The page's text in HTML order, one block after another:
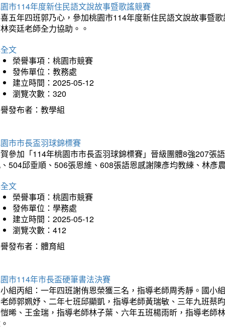
市114年度新住民語文說故事暨歌謠競賽
五年四班郭乃心，參加桃園市114年度新住民語文說故事暨
奕廷老師全力協助。。
文
榮譽事項：桃園市競賽
發佈單位：教務處
建立時間：2025-05-12
瀏覽次數：320
發布者：教學組
市市長盃羽球錦標賽
參加「114年桃園市市長盃羽球錦標賽」晉級團體8強207張
504邱垂順、506張恩維、608張語恩感謝陳彥均教練、林彥
文
榮譽事項：桃園市競賽
發佈單位：學務處
建立時間：2025-05-12
瀏覽次數：412
發布者：體育組
市114年市長盃硬筆書法決賽
組丙組：一年四班謝侑恩榮獲三名，指導老師周秀靜。國小
師郭姵妤、二年七班邱顯凱，指導老師黃瑞敏、三年九班蔡
晞、王金瑞，指導老師林子葉、六年五班楊雨昕，指導老師